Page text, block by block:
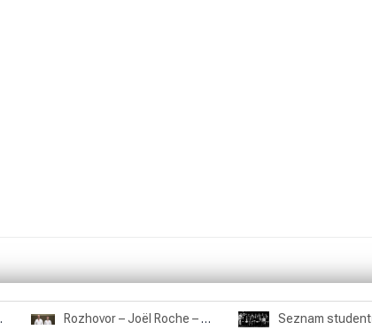
Rozhovor – Joël Roche – 12.4.2025 – Praha, Karlín